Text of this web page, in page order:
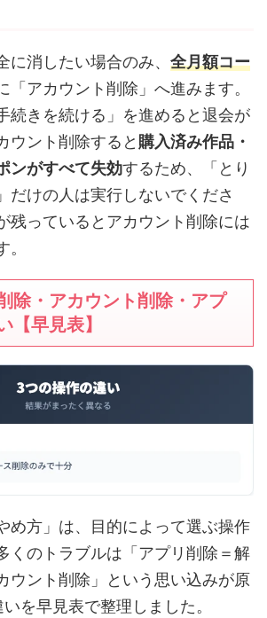
に消したい場合のみ、 全月額コー
「アカウント削除」へ進みます。
続きを続ける」を進めると退会が
ウント削除すると 購入済み作品・
ンがすべて失効するため、「とり
だけの人は実行しないでくださ
残っているとアカウント削除には
除・アカウント削除・アプ
【早見表】
め方」は、目的によって選ぶ操作
くのトラブルは「アプリ削除＝解
ウント削除」という思い込みが原
を早見表で整理しました。